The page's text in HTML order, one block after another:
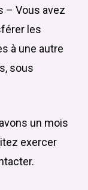
– Vous avez
les
à une autre
sous
un mois
exercer